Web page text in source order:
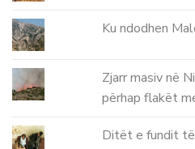
Ku ndodhen
Zjarr masiv në
përhap flakët
Ditët e fundit